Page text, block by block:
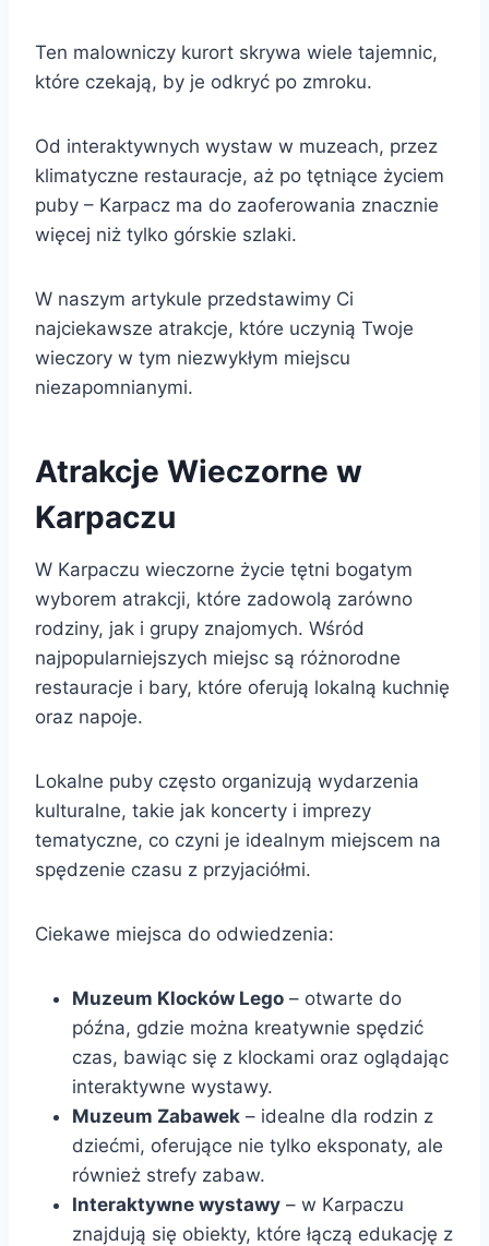
Ten malowniczy kurort skrywa wiele tajemnic,
które czekają, by je odkryć po zmroku.
Od interaktywnych wystaw w muzeach, przez
klimatyczne restauracje, aż po tętniące życiem
puby – Karpacz ma do zaoferowania znacznie
więcej niż tylko górskie szlaki.
W naszym artykule przedstawimy Ci
najciekawsze atrakcje, które uczynią Twoje
wieczory w tym niezwykłym miejscu
niezapomnianymi.
Atrakcje Wieczorne w
Karpaczu
W Karpaczu wieczorne życie tętni bogatym
wyborem atrakcji, które zadowolą zarówno
rodziny, jak i grupy znajomych. Wśród
najpopularniejszych miejsc są różnorodne
restauracje i bary, które oferują lokalną kuchnię
oraz napoje.
Lokalne puby często organizują wydarzenia
kulturalne, takie jak koncerty i imprezy
tematyczne, co czyni je idealnym miejscem na
spędzenie czasu z przyjaciółmi.
Ciekawe miejsca do odwiedzenia:
Muzeum Klocków Lego – otwarte do
późna, gdzie można kreatywnie spędzić
czas, bawiąc się z klockami oraz oglądając
interaktywne wystawy.
Muzeum Zabawek – idealne dla rodzin z
dziećmi, oferujące nie tylko eksponaty, ale
również strefy zabaw.
Interaktywne wystawy – w Karpaczu
znajdują się obiekty, które łączą edukację z